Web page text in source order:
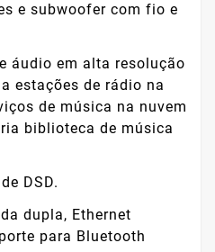
e subwoofer com fio e
áudio em alta resolução
estações de rádio na
de música na nuvem
biblioteca de música
DSD.
dupla, Ethernet
para Bluetooth